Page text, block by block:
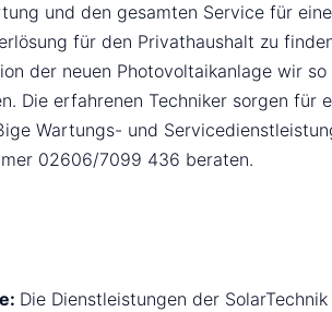
und den gesamten Service für
für den Privathaushalt zu
der neuen Photovoltaikanlage wir
Die erfahrenen Techniker sorgen
Wartungs- und
02606/7099 436 beraten.
Die Dienstleistungen der